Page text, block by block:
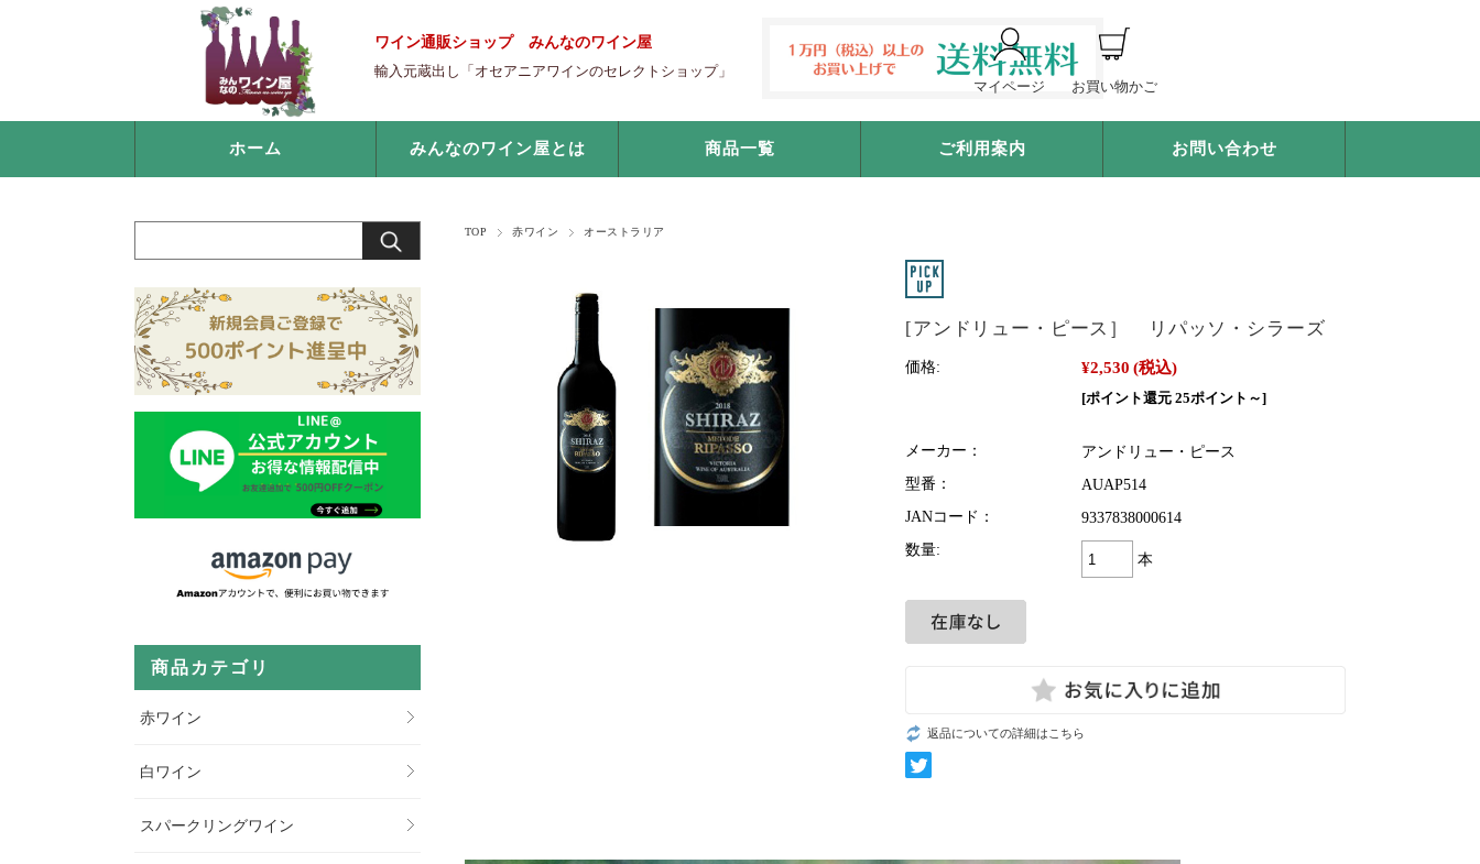
ワイン通販ショップ みんなのワイン屋
輸入元蔵出し「オセアニアワインのセレクトショップ」
マイページ
お買い物かご
ホーム みんなのワイン屋とは 商品一覧 ご利用案内 お問い合わせ
TOP 赤ワイン オーストラリア
[アンドリュー・ピース］ リパッソ・シラーズ
価格: ¥2,530 (税込)
[ポイント還元 25ポイント～]
メーカー：
アンドリュー・ピース
型番：
AUAP514
JANコード：
9337838000614
数量:
本
返品についての詳細はこちら
商品カテゴリ
赤ワイン
白ワイン
スパークリングワイン